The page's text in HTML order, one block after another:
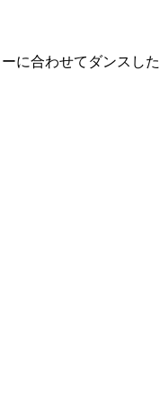
に合わせてダンスした